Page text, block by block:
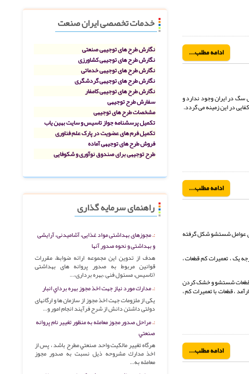
خدمات تخصصی ایران صنعت
نگارش طرح های توجیهی صنعتی
نگارش طرح های توجیهی کشاورزی
نگارش طرح های توجیهی خدماتی
نگارش طرح های توجیهی گردشگری
نگارش طرح های توجیهی کامفار
سفارش طرح توجیهی
مشخصات طرح های توجیهی
تکمیل پرسشنامه جواز تاسیس و سایت بهین یاب
تکمیل فرم های عضویت در پارک علم فناوری
فروش طرح های توجیهی آماده
طرح توجیهی برای صندوق نوآوری و شکوفایی
راهنمای سرمایه گذاری
مجوزهای بهداشتی مواد غذایی، آشامیدنی، آرایشی
و بهداشتی و نحوه صدور آنها
هدف از تدوین این مجموعه ارائه ضوابط، مقررات
قوانین مربوط به صدور پروانه های بهداشتی
(‌تاسیس، مسئول فنی ،بهره برداری،…
مدارك مورد نياز جهت اخذ مجوز بهره برداي انبار
یکی از ملزومات جهت اخذ مجوز از سازمان ها و ارگانهای
دولتی داشتن دانش از شرح فرآیند انجام امور و…
مراحل صدور مجوز معامله به منظور تغيير نام پروانه
صنعتي
هرگاه تغيير مالكيت واحد صنعتي مطرح باشد ، پس از
اخذ مدارك مشروحه ذيل نسبت به صدور مجوز
معامله به…
ادامه مطلب...
استانداردی برای پرورش سگ در ایران وجود ندارد و
در این زمینه می گردد.
ادامه مطلب...
عوامل شستشو شکل گرفته
یک ، تعمیرات کم قطعات ،
. قطعات شستشو و خشک کردن
، قطعات با تعمیرات کم ،
ادامه مطلب...